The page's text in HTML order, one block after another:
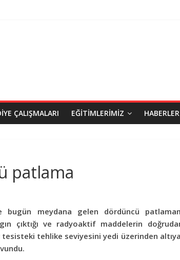
ÇALIŞMALARI EĞITIMLERIMIZ HABERLER
patlama
bugün meydana gelen dördüncü
çıktığı ve radyoaktif maddelerin
tesisteki tehlike seviyesini yedi üzerinden